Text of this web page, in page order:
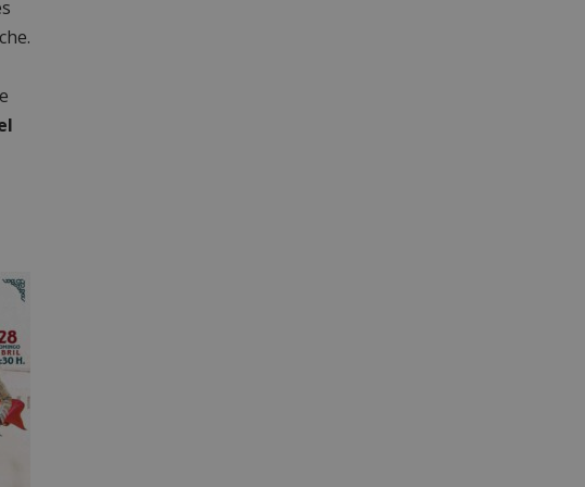
basadas en el lenguaje
de propósito general que se
de sesión del usuario.
generado al azar, la forma en
del sitio, pero un buen
de inicio de sesión para un
una cookie necesaria
distinguir entre humanos y bots.
sitio web, con el fin de realizar
de su sitio web.